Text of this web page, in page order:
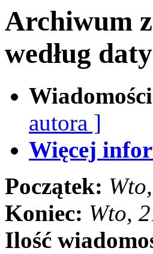
Archiwum
według daty
autora ]
Więcej
Początek:
Koniec: Wto,
Ilość